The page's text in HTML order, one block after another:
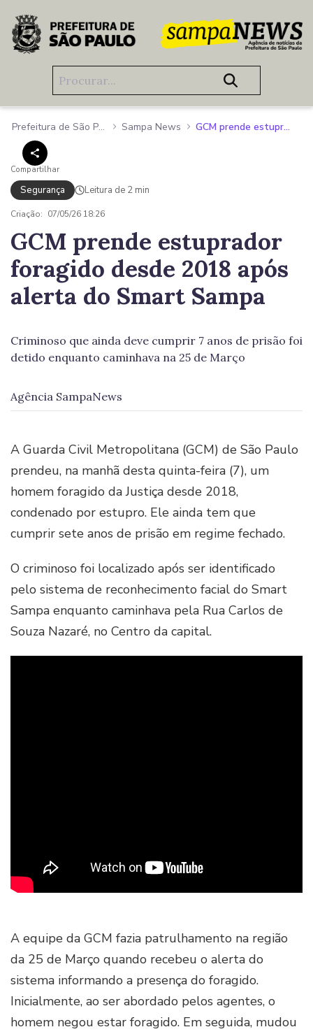
Pular para o Conteúdo principal
Prefeitura de São Paulo Sampa News GCM prende estuprador foragido desde 2018 após alerta do Smart Sampa
Compartilhar
Segurança Leitura de 2 min
Criação: 07/05/26 18:26
GCM prende estuprador
foragido desde 2018 após
alerta do Smart Sampa
Criminoso que ainda deve cumprir 7 anos de prisão foi
detido enquanto caminhava na 25 de Março
Agência SampaNews
A Guarda Civil Metropolitana (GCM) de São Paulo
prendeu, na manhã desta quinta-feira (7), um
homem foragido da Justiça desde 2018,
condenado por estupro. Ele ainda tem que
cumprir sete anos de prisão em regime fechado.
O criminoso foi localizado após ser identificado
pelo sistema de reconhecimento facial do Smart
Sampa enquanto caminhava pela Rua Carlos de
Souza Nazaré, no Centro da capital.
A equipe da GCM fazia patrulhamento na região
da 25 de Março quando recebeu o alerta do
sistema informando a presença do foragido.
Inicialmente, ao ser abordado pelos agentes, o
homem negou estar foragido. Em seguida, mudou